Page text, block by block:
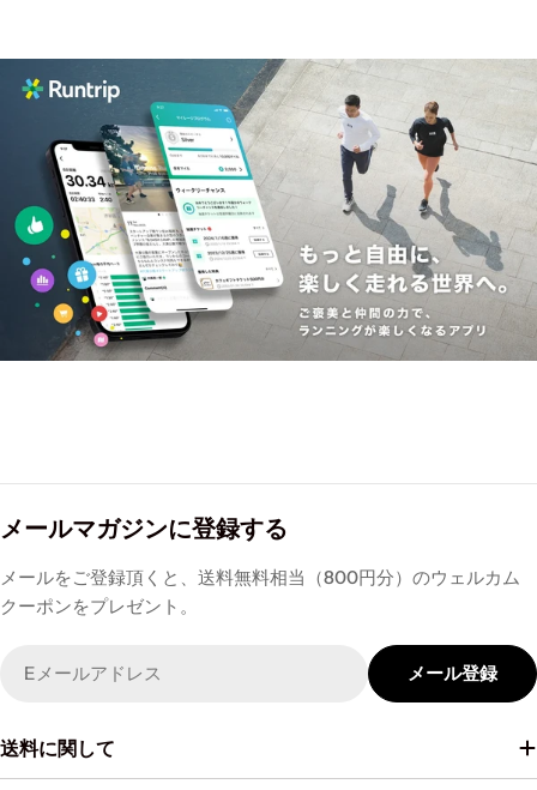
送料に関して
メールマガジンに登録する
メールをご登録頂くと、送料無料相当（800円分）のウェルカム
クーポンをプレゼント。
メール登録